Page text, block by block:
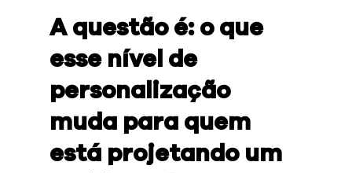
A questão é: o que
esse nível de
personalização
muda para quem
está projetando um